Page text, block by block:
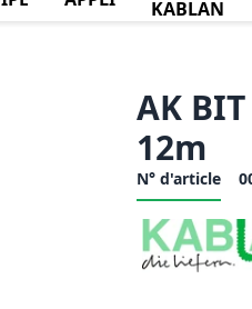
KABLAN
AK
12m
N° d'article